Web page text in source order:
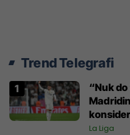
Trend Telegrafi
“Nuk
me
La Liga